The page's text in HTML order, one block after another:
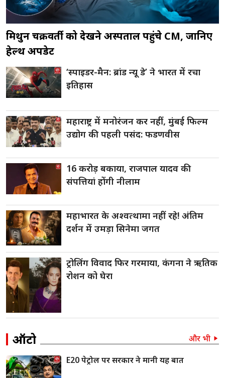
मिथुन चक्रवर्ती को देखने अस्पताल पहुंचे CM, जानिए
हेल्थ अपडेट
‘स्पाइडर-मैन: ब्रांड न्यू डे’ ने भारत में रचा
इतिहास
महाराष्ट्र में मनोरंजन कर नहीं, मुंबई फिल्म
उद्योग की पहली पसंद: फडणवीस
16 करोड़ बकाया, राजपाल यादव की
संपत्तियां होंगी नीलाम
महाभारत के अश्वत्थामा नहीं रहे! अंतिम
दर्शन में उमड़ा सिनेमा जगत
ट्रोलिंग विवाद फिर गरमाया, कंगना ने ऋतिक
रोशन को घेरा
ऑटो
और भी
E20 पेट्रोल पर सरकार ने मानी यह बात